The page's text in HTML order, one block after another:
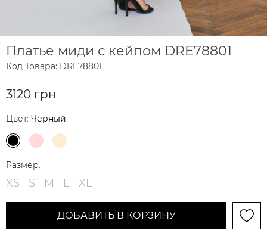
Платье миди с кейпом DRE78801
Код Товара: DRE78801
3120 грн
Цвет: Черный
Размер:
XS S M L XL
ДОБАВИТЬ В КОРЗИНУ